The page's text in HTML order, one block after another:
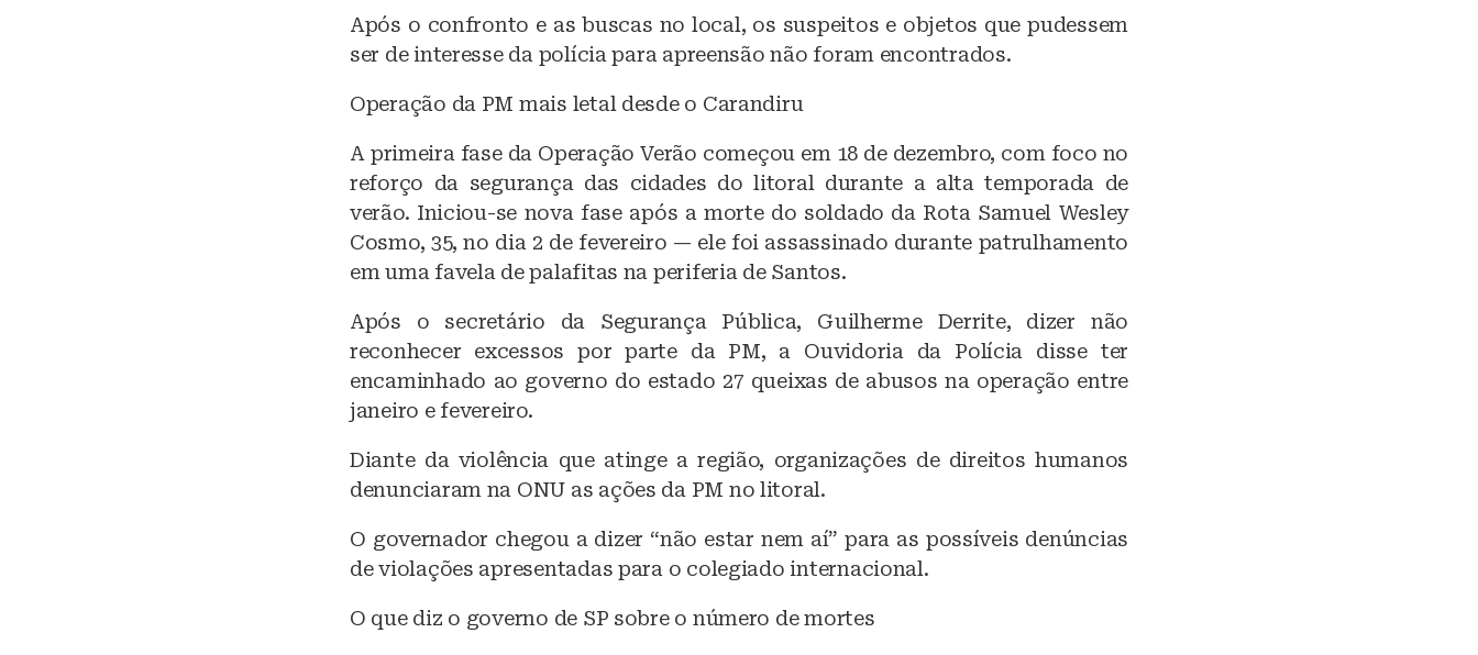
Após o confronto e as buscas no local, os suspeitos e objetos que pudessem
ser de interesse da polícia para apreensão não foram encontrados.
Operação da PM mais letal desde o Carandiru
A primeira fase da Operação Verão começou em 18 de dezembro, com foco no
reforço da segurança das cidades do litoral durante a alta temporada de
verão. Iniciou-se nova fase após a morte do soldado da Rota Samuel Wesley
Cosmo, 35, no dia 2 de fevereiro — ele foi assassinado durante patrulhamento
em uma favela de palafitas na periferia de Santos.
Após o secretário da Segurança Pública, Guilherme Derrite, dizer não
reconhecer excessos por parte da PM, a Ouvidoria da Polícia disse ter
encaminhado ao governo do estado 27 queixas de abusos na operação entre
janeiro e fevereiro.
Diante da violência que atinge a região, organizações de direitos humanos
denunciaram na ONU as ações da PM no litoral.
O governador chegou a dizer “não estar nem aí” para as possíveis denúncias
de violações apresentadas para o colegiado internacional.
O que diz o governo de SP sobre o número de mortes